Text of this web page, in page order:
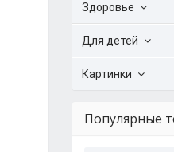
Здоровье
Для детей
Картинки
Популярные